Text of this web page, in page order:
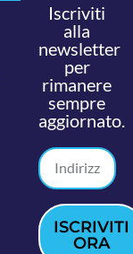
Iscriviti
alla
newsletter
per
rimanere
sempre
aggiornato.
ISCRIVITI
ORA